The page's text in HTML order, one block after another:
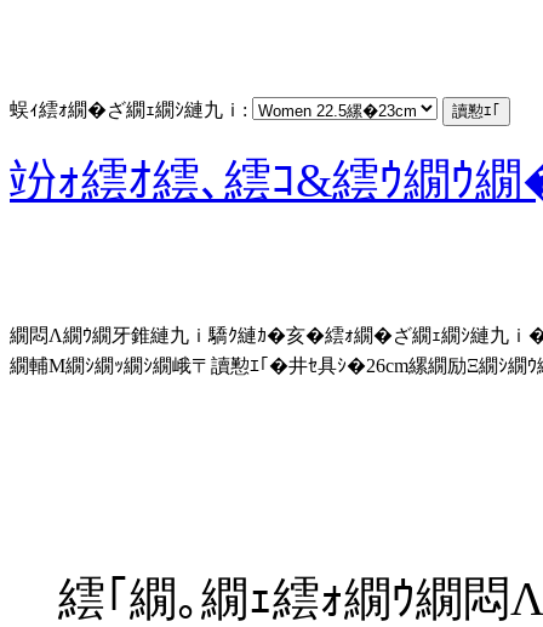
蜈ｨ繧ｫ繝�ざ繝ｪ繝ｼ縺九ｉ:
竕ｫ繧ｵ繧､繧ｺ&繧ｳ繝ｳ
繝悶Λ繝ｳ繝牙錐縺九ｉ驕ｸ縺ｶ�亥�繧ｫ繝�ざ繝ｪ繝ｼ縺九
繝輔Μ繝ｼ繝ｯ繝ｼ繝峨〒讀懃ｴ｢�井ｾ具ｼ�26cm縲繝励Ξ繝ｼ
繧｢繝｡繝ｪ繧ｫ繝ｳ繝悶